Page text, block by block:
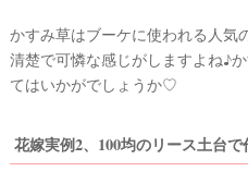
かすみ草はブーケに使われる人気
清楚で可憐な感じがしますよね♪
てはいかがでしょうか♡
花嫁実例2、100均のリース土台